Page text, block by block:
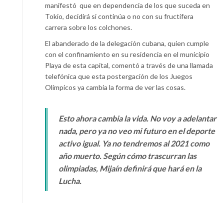
manifestó que en dependencia de los que suceda en
Tokio, decidirá si continúa o no con su fructífera
carrera sobre los colchones.
El abanderado de la delegación cubana, quien cumple
con el confinamiento en su residencia en el municipio
Playa de esta capital, comentó a través de una llamada
telefónica que esta postergación de los Juegos
Olímpicos ya cambia la forma de ver las cosas.
Esto ahora cambia la vida. No voy a adelantar
nada, pero ya no veo mi futuro en el deporte
activo igual. Ya no tendremos al 2021 como
año muerto. Según cómo trascurran las
olimpiadas, Mijaín definirá que hará en la
Lucha.